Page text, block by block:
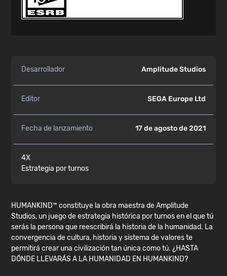
Desarrollador Amplitude Studios
Editor SEGA Europe Ltd
Fecha de lanzamiento 17 de agosto de 2021
4X
Estrategia por turnos
HUMANKIND™ constituye la obra maestra de Amplitude
Studios, un juego de estrategia histórica por turnos en el que tú
serás la persona que reescribirá la historia de la humanidad. La
convergencia de cultura, historia y sistema de valores te
permitirá crear una civilización tan única como tú. ¿HASTA
DÓNDE LLEVARÁS A LA HUMANIDAD EN HUMANKIND?